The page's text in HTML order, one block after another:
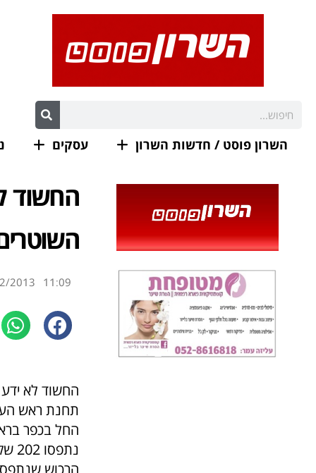
השרון פוסט / חדשות השרון עסקים
החשוד
11:09
2013
החשוד לא
תחנת ראש
החל בכפר
הרכוש